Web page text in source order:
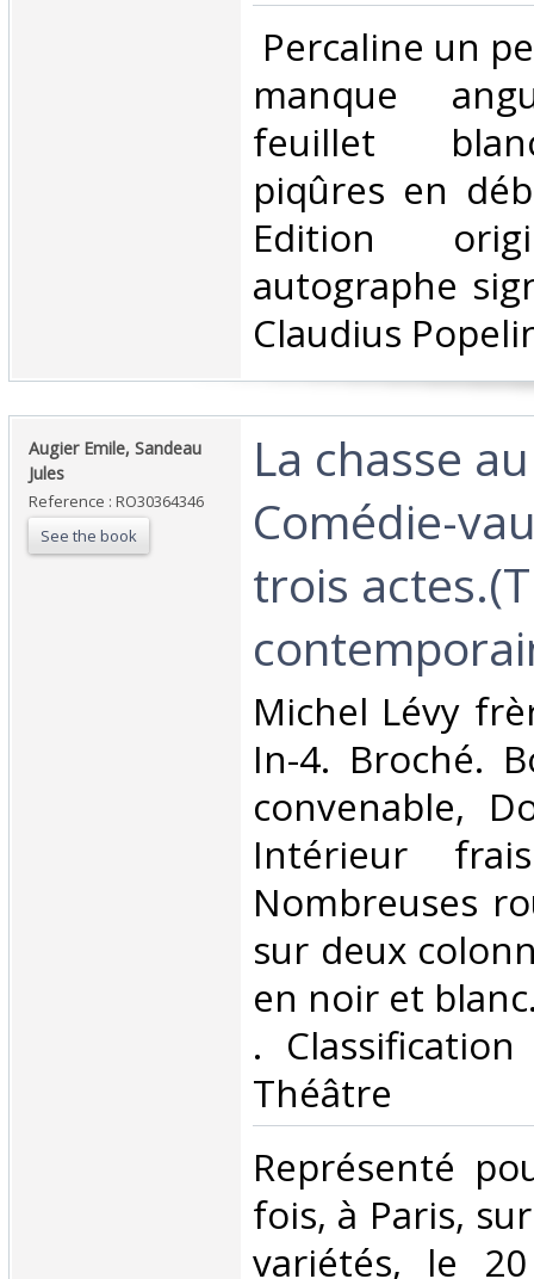
Percaline un
manque
feuillet
piqûres en
Edition
autographe
Claudius
‎Augier Emile, Sandeau
Jules‎
Reference : RO30364346
See the book
‎La chasse
Comédie-
trois
‎Michel Lévy
In-4. Broché.
convenable,
Intérieur
Nombreuses
sur deux
en noir et
.
Théâtre‎
‎Représenté
fois, à Paris,
variétés, le